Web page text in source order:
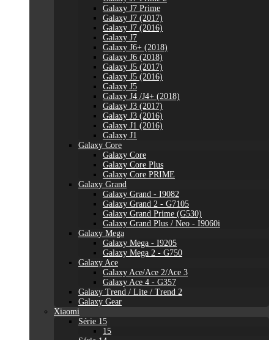
Galaxy J7 Prime
Galaxy J7 (2017)
Galaxy J7 (2016)
Galaxy J7
Galaxy J6+ (2018)
Galaxy J6 (2018)
Galaxy J5 (2017)
Galaxy J5 (2016)
Galaxy J5
Galaxy J4 /J4+ (2018)
Galaxy J3 (2017)
Galaxy J3 (2016)
Galaxy J1 (2016)
Galaxy J1
Galaxy Core
Galaxy Core
Galaxy Core Plus
Galaxy Core PRIME
Galaxy Grand
Galaxy Grand - I9082
Galaxy Grand 2 - G7105
Galaxy Grand Prime (G530)
Galaxy Grand Plus / Neo - I9060i
Galaxy Mega
Galaxy Mega - I9205
Galaxy Mega 2 - G750
Galaxy Ace
Galaxy Ace/Ace 2/Ace 3
Galaxy Ace 4 - G357
Galaxy Trend / Lite / Trend 2
Galaxy Gear
Xiaomi
Série 15
15